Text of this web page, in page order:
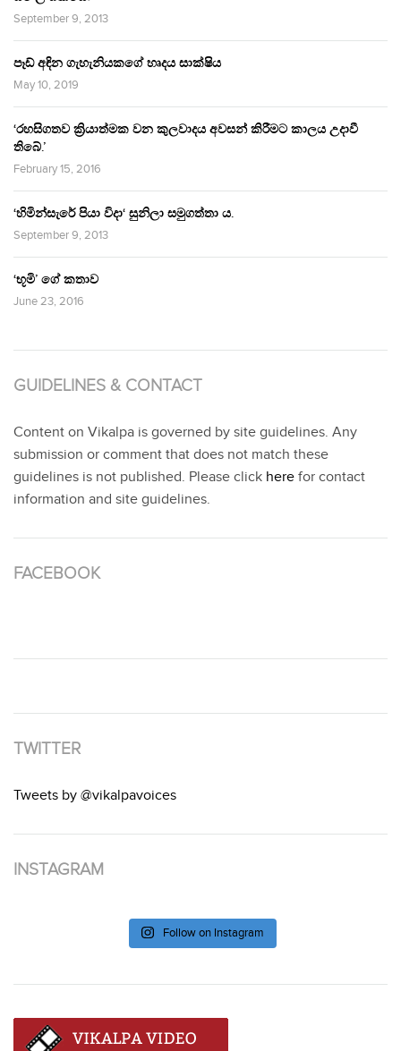
September 9, 2013
පෑඩ් අඳින ගැහැනියකගේ හෘදය සාක්ෂිය
May 10, 2019
‘රහසිගතව ක්‍රියාත්මක වන කුලවාදය අවසන් කිරීමට කාලය උදාවී
තිබේ.’
February 15, 2016
‘හිමින්සැරේ පියා විදා‘ සුනිලා සමුගත්තා ය.
September 9, 2013
‘භූමි’ ගේ කතාව
June 23, 2016
GUIDELINES & CONTACT
Content on Vikalpa is governed by site guidelines. Any
submission or comment that does not match these
guidelines is not published. Please click here for contact
information and site guidelines.
FACEBOOK
TWITTER
Tweets by @vikalpavoices
INSTAGRAM
Follow on Instagram